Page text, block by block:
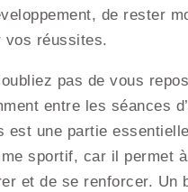
de rester
vos réussites.
pas de vous
entre les séances
est une partie
sportif, car il permet
et de se renforcer. Un